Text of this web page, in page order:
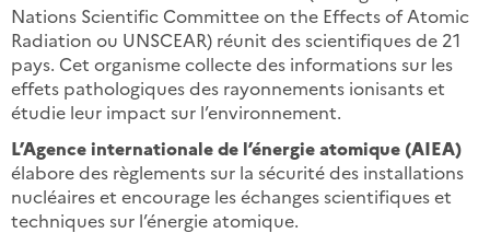
Nations Scientific Committee on the Effects of Atomic
Radiation ou UNSCEAR) réunit des scientifiques de 21
pays. Cet organisme collecte des informations sur les
effets pathologiques des rayonnements ionisants et
étudie leur impact sur l’environnement.
L’Agence internationale de l’énergie atomique (AIEA)
élabore des règlements sur la sécurité des installations
nucléaires et encourage les échanges scientifiques et
techniques sur l’énergie atomique.